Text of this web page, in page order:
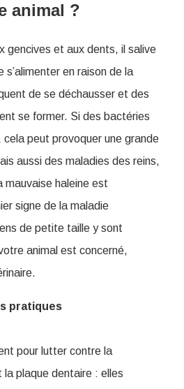
animal ?
gencives et aux dents, il salive
en raison de la
de se déchausser et des
se former. Si des bactéries
peut provoquer une grande
aussi des maladies des reins,
mauvaise haleine est
signe de la maladie
de petite taille y sont
animal est concerné,
pratiques
pour lutter contre la
la plaque dentaire : elles